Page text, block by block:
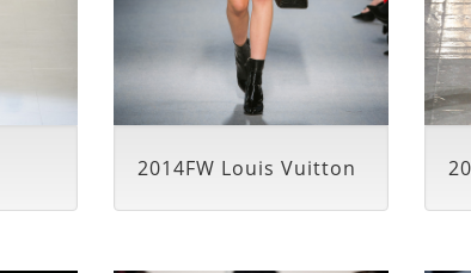
2014FW Louis Vuitton